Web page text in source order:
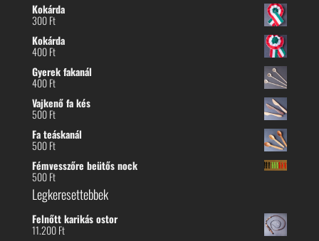
Kokárda
300Ft
Kokárda
400Ft
Gyerek fakanál
400Ft
Vajkenő fa kés
500Ft
Fa teáskanál
500Ft
Fémvesszőre beütős nock
500Ft
Legkeresettebbek
Felnőtt karikás ostor
11.200Ft